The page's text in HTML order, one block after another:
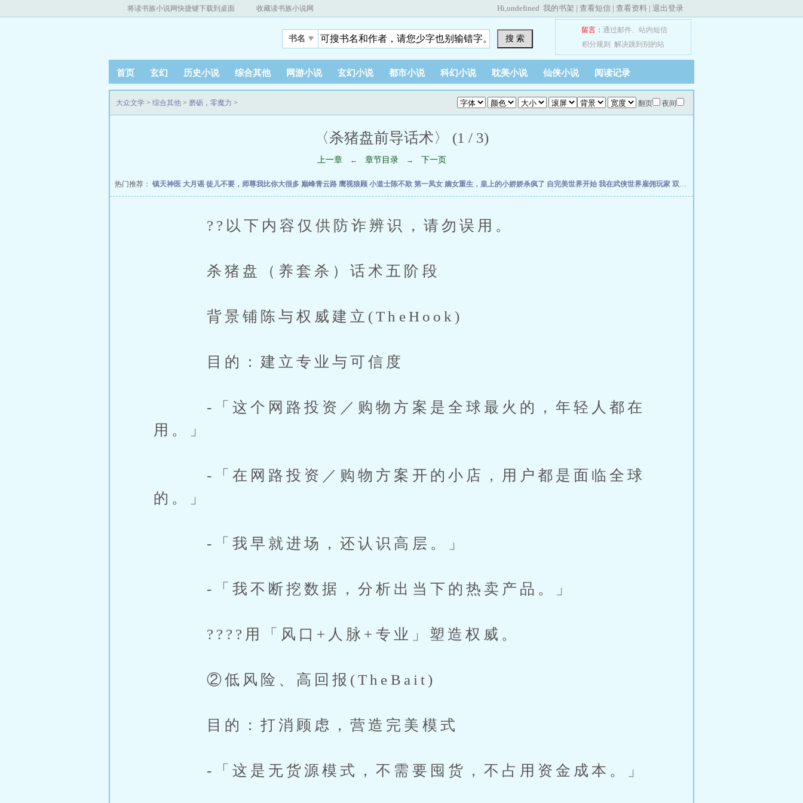
将读书族小说网快捷键下载到桌面 收藏读书族小说网 Hi,undefined 我的书架 | 查看短信 | 查看资料 | 退出登录
书名 搜 索
留言： 通过邮件、 站内短信
积分规则
解决跳到别的站
首页 玄幻 历史小说 综合其他 网游小说 玄幻小说 都市小说 科幻小说 耽美小说 仙侠小说 阅读记录
翻页 夜间
大众文学 > 综合其他 > 磨砺，零魔力 >
〈杀猪盘前导话术〉 (1 / 3)
上一章 ← 章节目录 → 下一页
热门推荐： 镇天神医 大月谣 徒儿不要，师尊我比你大很多 巅峰青云路 鹰视狼顾 小道士陈不欺 第一凤女 嫡女重生，皇上的小娇娇杀疯了 自完美世界开始 我在武侠世界雇佣玩家 双穿，从当个倒爷开始
??以下内容仅供防诈辨识，请勿误用。
杀猪盘（养套杀）话术五阶段
背景铺陈与权威建立(TheHook)
目的：建立专业与可信度
-「这个网路投资／购物方案是全球最火的，年轻人都在
用。」
-「在网路投资／购物方案开的小店，用户都是面临全球
的。」
-「我早就进场，还认识高层。」
-「我不断挖数据，分析出当下的热卖产品。」
????用「风口+人脉+专业」塑造权威。
②低风险、高回报(TheBait)
目的：打消顾虑，营造完美模式
-「这是无货源模式，不需要囤货，不占用资金成本。」